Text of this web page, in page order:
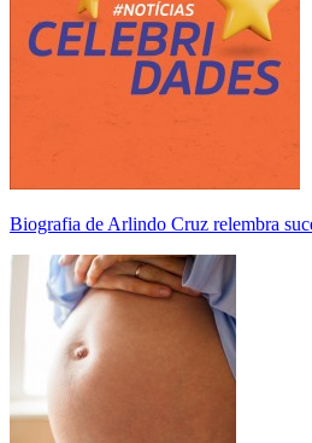
Biografia de Arlindo Cruz relembra